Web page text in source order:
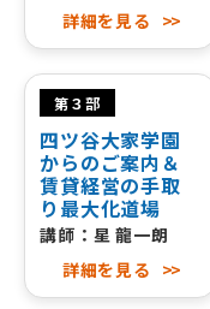
詳細を見る >>
第３部
四ツ谷大家学園
からのご案内＆
賃貸経営の手取
り最大化道場
講師：星 龍一朗
詳細を見る >>